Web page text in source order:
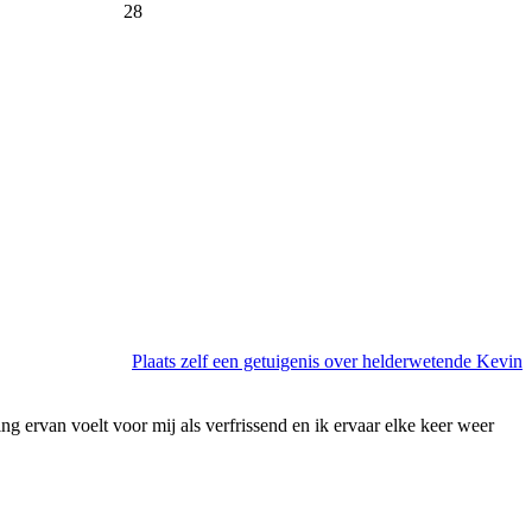
28
Plaats zelf een getuigenis over helderwetende Kevin
ervan voelt voor mij als verfrissend en ik ervaar elke keer weer